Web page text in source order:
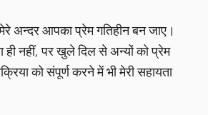
अन्दर आपका प्रेम गतिहीन बन जाए।
नहीं, पर खुले दिल से अन्यों को प्रेम
को संपूर्ण करने में भी मेरी सहायता